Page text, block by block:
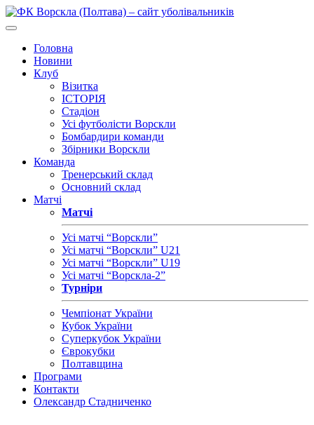
Головна
Новини
Клуб
Візитка
ІСТОРІЯ
Стадіон
Усі футболісти Ворскли
Бомбардири команди
Збірники Ворскли
Команда
Тренерський склад
Основний склад
Матчі
Матчі
Усі матчі “Ворскли”
Усі матчі “Ворскли” U21
Усі матчі “Ворскли” U19
Усі матчі “Ворскла-2”
Турніри
Чемпіонат України
Кубок України
Суперкубок України
Єврокубки
Полтавщина
Програми
Контакти
Олександр Стадниченко